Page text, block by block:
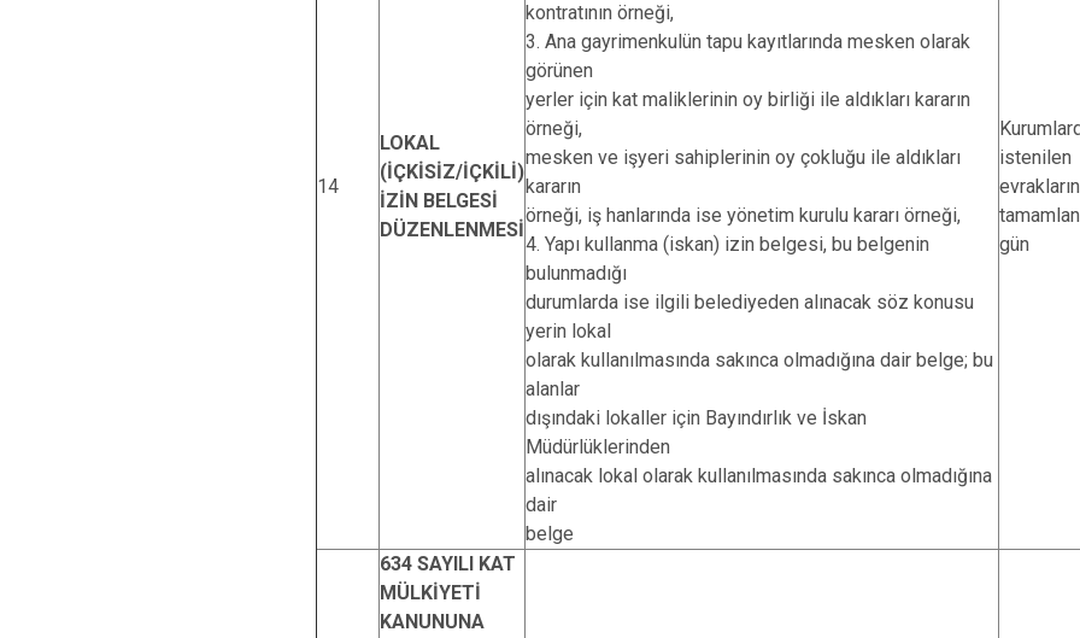
14
LOKAL
(İÇKİSİZ/İÇKİLİ)
İZİN BELGESİ
DÜZENLENMESİ
kontratının örneği,
3. Ana gayrimenkulün tapu kayıtlarında mesken olarak
görünen
yerler için kat maliklerinin oy birliği ile aldıkları kararın
örneği,
mesken ve işyeri sahiplerinin oy çokluğu ile aldıkları
kararın
örneği, iş hanlarında ise yönetim kurulu kararı örneği,
4. Yapı kullanma (iskan) izin belgesi, bu belgenin
bulunmadığı
durumlarda ise ilgili belediyeden alınacak söz konusu
yerin lokal
olarak kullanılmasında sakınca olmadığına dair belge; bu
alanlar
dışındaki lokaller için Bayındırlık ve İskan
Müdürlüklerinden
alınacak lokal olarak kullanılmasında sakınca olmadığına
dair
belge
istenilen
evrakların
gün
634 SAYILI KAT
MÜLKİYETİ
KANUNUNA